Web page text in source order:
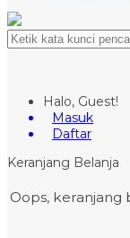
Halo, Guest!
Masuk
Daftar
Keranjang Belanja
Oops, keranjang